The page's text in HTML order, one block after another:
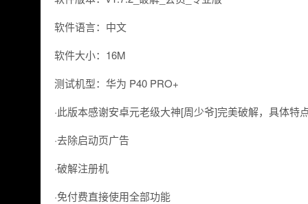
软件语言：中文
软件大小：16M
测试机型：华为 P40 PRO+
·此版本感谢安卓元老级大神[周少爷]完美破解，具体特
·去除启动页广告
·破解注册机
·免付费直接使用全部功能